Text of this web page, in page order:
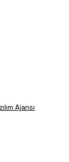
Ajansı